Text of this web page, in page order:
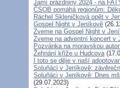
Jarní prázdniny 2024 - na
ČSOB pomáhá regionům:
Ráchel Skleničková opět v
Gospel Night v Jeníkově
Zveme na Gospel Night v
Zveme na adventní koncert v
Pozvánka na moravskou
Žehnání kříže u Hudcova
I toto se děje v naší
Soluňáci v Jeníkově:
Soluňáci v Jeníkově: Dnes
(29.07.2023)